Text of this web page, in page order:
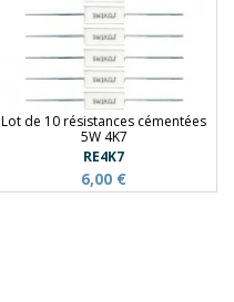
Lot de 10 résistances cémentées
5W 4K7
RE4K7
6,00 €